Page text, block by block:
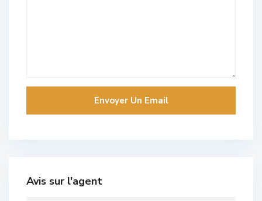
Avis sur l'agent